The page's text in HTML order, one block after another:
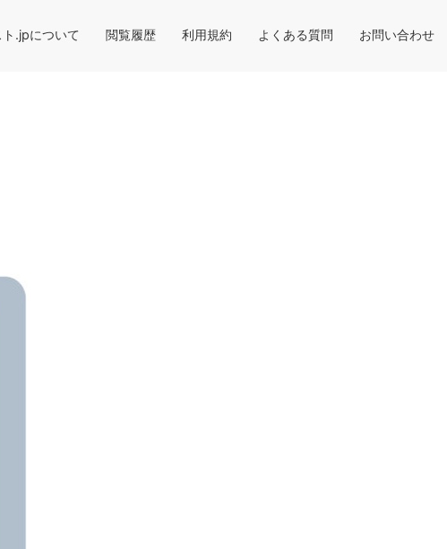
.jpについて 閲覧履歴 利用規約 よくある質問 お問い合わせ